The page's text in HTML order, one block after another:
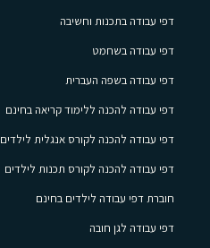
דפי עבודה בתכנות וחשיבה
דפי עבודה בשחמט
דפי עבודה בשפה העברית
דפי עבודה להכנה ללימוד קריאה בחינם
דפי עבודה להכנה לקורס אנגלית לילדים
דפי עבודה להכנה לקורס תכנות לילדים
חוברת דפי עבודה לילדים בחינם
דפי עבודה לגן חובה